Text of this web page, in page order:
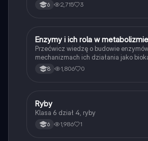
6 2,715 3
EBiologia
Enzymy i ich rola w metabolizmie
Przećwicz wiedzę o budowie
mechanizmach ich działania jako
przyspieszających reakcje.
8 1,806 0
RBiologia
Ryby
Klasa 6 dział 4, ryby
6 1,986 1